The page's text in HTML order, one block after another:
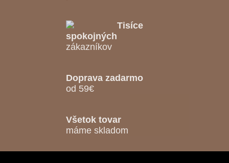
Tisíce
spokojných
zákazníkov
Doprava zadarmo
od 59€
Všetok tovar
máme skladom